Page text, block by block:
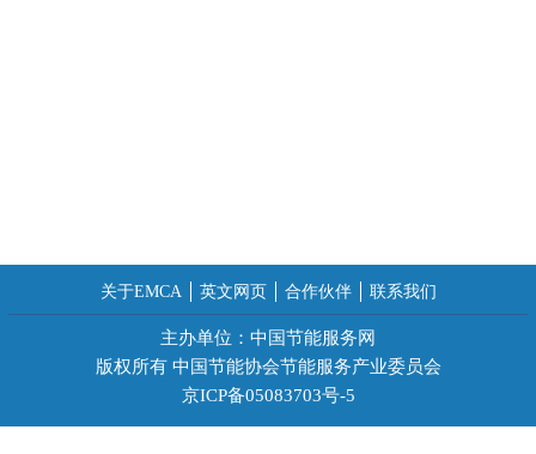
关于EMCA 英文网页 合作伙伴 联系我们
主办单位：中国节能服务网
版权所有 中国节能协会节能服务产业委员会
京ICP备05083703号-5